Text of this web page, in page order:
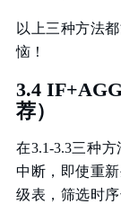
以上三种方法
恼！
3.4
荐）
在3.1-3.3三种
中断，即使重
级表，筛选时